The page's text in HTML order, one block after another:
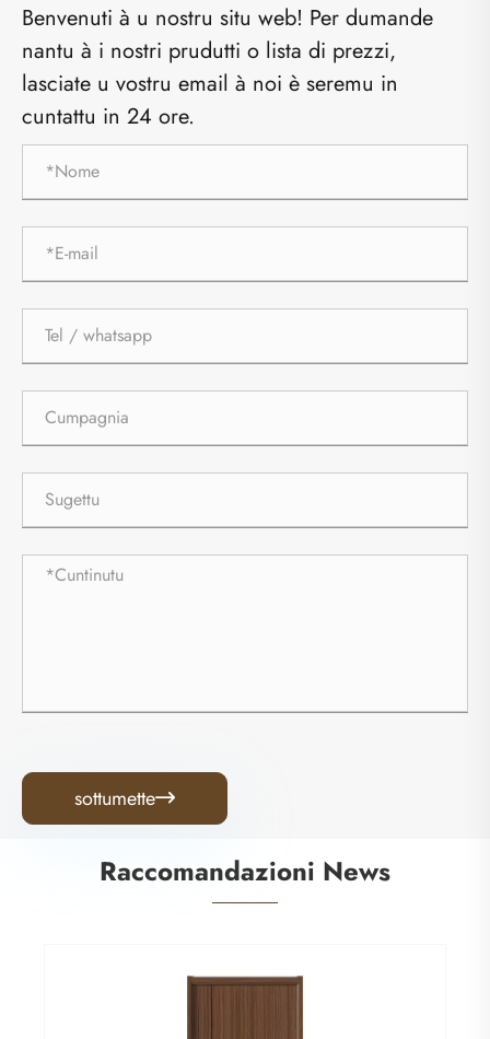
Benvenuti à u nostru situ web! Per dumande
nantu à i nostri prudutti o lista di prezzi,
lasciate u vostru email à noi è seremu in
cuntattu in 24 ore.
sottumette
Raccomandazioni News